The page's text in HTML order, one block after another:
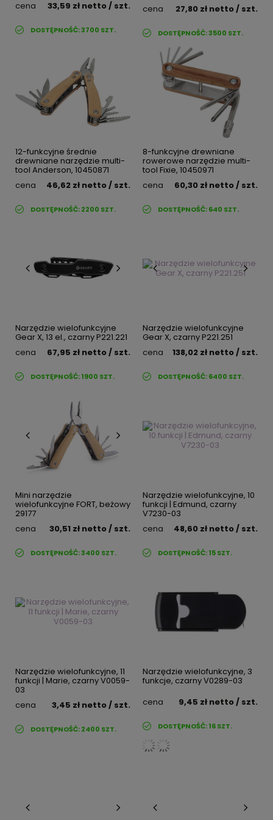
cena 33,59 zł netto/ szt.
DOSTĘPNOŚĆ:3700 SZT.
cena 27,80 zł netto/ szt.
DOSTĘPNOŚĆ:3500 SZT.
12-funkcyjne średnie
drewniane narzędzie multi-
tool Anderson, 10450871
cena
46,62 zł netto/ szt.
DOSTĘPNOŚĆ:2200 SZT.
8-funkcyjne drewniane
rowerowe narzędzie multi-
tool Fixie, 10450971
cena
60,30 zł netto/ szt.
DOSTĘPNOŚĆ:640 SZT.
Narzędzie wielofunkcyjne
Gear X, 13 el., czarny P221.221
cena
67,95 zł netto/ szt.
DOSTĘPNOŚĆ:1900 SZT.
Narzędzie wielofunkcyjne
Gear X, czarny P221.251
cena
138,02 zł netto/ szt.
DOSTĘPNOŚĆ:6400 SZT.
Mini narzędzie
wielofunkcyjne FORT, beżowy
29177
cena
30,51 zł netto/ szt.
DOSTĘPNOŚĆ:3400 SZT.
Narzędzie wielofunkcyjne, 10
funkcji | Edmund, czarny
V7230-03
cena
48,60 zł netto/ szt.
DOSTĘPNOŚĆ:15SZT.
Narzędzie wielofunkcyjne, 11
funkcji | Marie, czarny V0059-
03
cena
3,45 zł netto/ szt.
DOSTĘPNOŚĆ:2400 SZT.
Narzędzie wielofunkcyjne, 3
funkcje, czarny V0289-03
cena
9,45 zł netto/ szt.
DOSTĘPNOŚĆ:16SZT.